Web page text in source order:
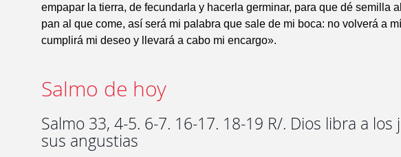
empapar la tierra, de fecundarla y hacerla germinar, para que dé semilla
pan al que come, así será mi palabra que sale de mi boca: no volverá a
cumplirá mi deseo y llevará a cabo mi encargo».
Salmo de hoy
Salmo 33, 4-5. 6-7. 16-17. 18-19 R/. Dios libra a los
sus angustias